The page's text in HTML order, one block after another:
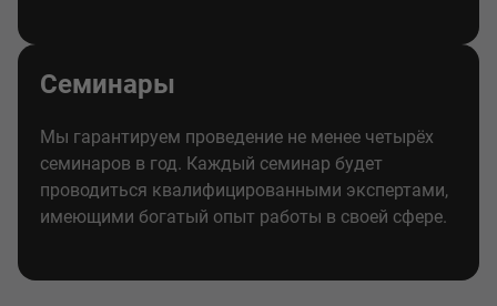
Семинары
Мы гарантируем проведение не менее четырёх
семинаров в год. Каждый семинар будет
проводиться квалифицированными экспертами,
имеющими богатый опыт работы в своей сфере.